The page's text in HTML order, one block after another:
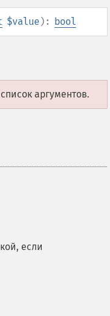
$value): bool
аргументов.
если